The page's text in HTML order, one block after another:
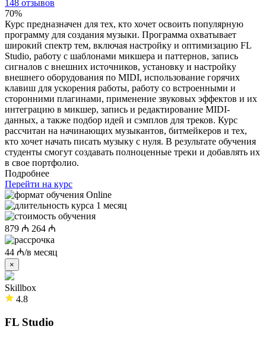
148 отзывов
70%
Курс предназначен для тех, кто хочет освоить популярную
программу для создания музыки. Программа охватывает
широкий спектр тем, включая настройку и оптимизацию FL
Studio, работу с шаблонами микшера и паттернов, запись
сигналов с внешних источников, установку и настройку
внешнего оборудования по MIDI, использование горячих
клавиш для ускорения работы, работу со встроенными и
сторонними плагинами, применение звуковых эффектов и их
интеграцию в микшер, запись и редактирование MIDI-
данных, а также подбор идей и сэмплов для треков. Курс
рассчитан на начинающих музыкантов, битмейкеров и тех,
кто хочет начать писать музыку с нуля. В результате обучения
студенты смогут создавать полноценные треки и добавлять их
в свое портфолио.
Подробнее
Перейти на курс
Online
1 месяц
879 ₼ 264 ₼
44 ₼/в месяц
×
Skillbox
4.8
FL Studio